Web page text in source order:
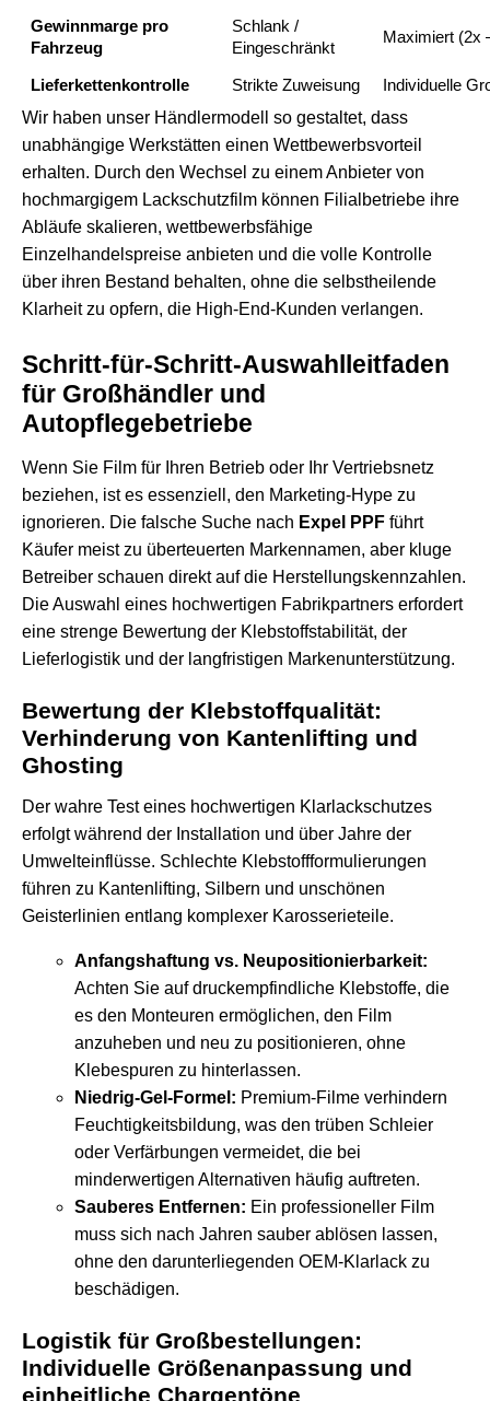
Gewinnmarge pro
Fahrzeug
Schlank /
Eingeschränkt
Maximiert (2x
Lieferkettenkontrolle Strikte Zuweisung
Individuelle
Wir haben unser Händlermodell so gestaltet, dass
unabhängige Werkstätten einen Wettbewerbsvorteil
erhalten. Durch den Wechsel zu einem Anbieter von
hochmargigem Lackschutzfilm können Filialbetriebe ihre
Abläufe skalieren, wettbewerbsfähige
Einzelhandelspreise anbieten und die volle Kontrolle
über ihren Bestand behalten, ohne die selbstheilende
Klarheit zu opfern, die High-End-Kunden verlangen.
Schritt-für-Schritt-Auswahlleitfaden
für Großhändler und
Autopflegebetriebe
Wenn Sie Film für Ihren Betrieb oder Ihr Vertriebsnetz
beziehen, ist es essenziell, den Marketing-Hype zu
ignorieren. Die falsche Suche nach Expel PPF führt
Käufer meist zu überteuerten Markennamen, aber kluge
Betreiber schauen direkt auf die Herstellungskennzahlen.
Die Auswahl eines hochwertigen Fabrikpartners erfordert
eine strenge Bewertung der Klebstoffstabilität, der
Lieferlogistik und der langfristigen Markenunterstützung.
Bewertung der Klebstoffqualität:
Verhinderung von Kantenlifting und
Ghosting
Der wahre Test eines hochwertigen Klarlackschutzes
erfolgt während der Installation und über Jahre der
Umwelteinflüsse. Schlechte Klebstoffformulierungen
führen zu Kantenlifting, Silbern und unschönen
Geisterlinien entlang komplexer Karosserieteile.
Anfangshaftung vs. Neupositionierbarkeit:
Achten Sie auf druckempfindliche Klebstoffe, die
es den Monteuren ermöglichen, den Film
anzuheben und neu zu positionieren, ohne
Klebespuren zu hinterlassen.
Niedrig-Gel-Formel: Premium-Filme verhindern
Feuchtigkeitsbildung, was den trüben Schleier
oder Verfärbungen vermeidet, die bei
minderwertigen Alternativen häufig auftreten.
Sauberes Entfernen: Ein professioneller Film
muss sich nach Jahren sauber ablösen lassen,
ohne den darunterliegenden OEM-Klarlack zu
beschädigen.
Logistik für Großbestellungen:
Individuelle Größenanpassung und
einheitliche Chargentöne